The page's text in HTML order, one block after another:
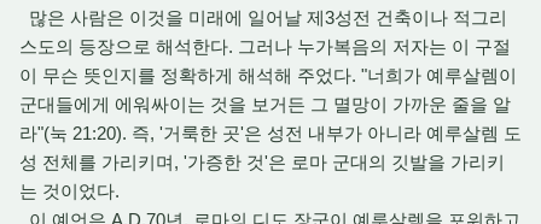
많은 사람은 이것을 미래에 일어날 제3성전 건축이나 적그리
스도의 등장으로 해석한다. 그러나 누가복음의 저자는 이 구절
이 무슨 뜻인지를 정확하게 해석해 주었다. "너희가 예루살렘이
군대들에게 에워싸이는 것을 보거든 그 멸망이 가까운 줄을 알
라"(눅 21:20). 즉, '거룩한 곳'은 성전 내부가 아니라 예루살렘 도
성 전체를 가리키며, '가증한 것'은 로마 군대의 깃발을 가리키
는 것이었다.
이 예언은 A.D.70년, 로마의 디도 장군이 예루살렘을 포위하고